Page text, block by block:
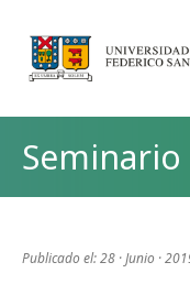
Publicado el: 28 · Junio ·